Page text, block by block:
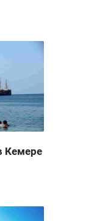
Кемере